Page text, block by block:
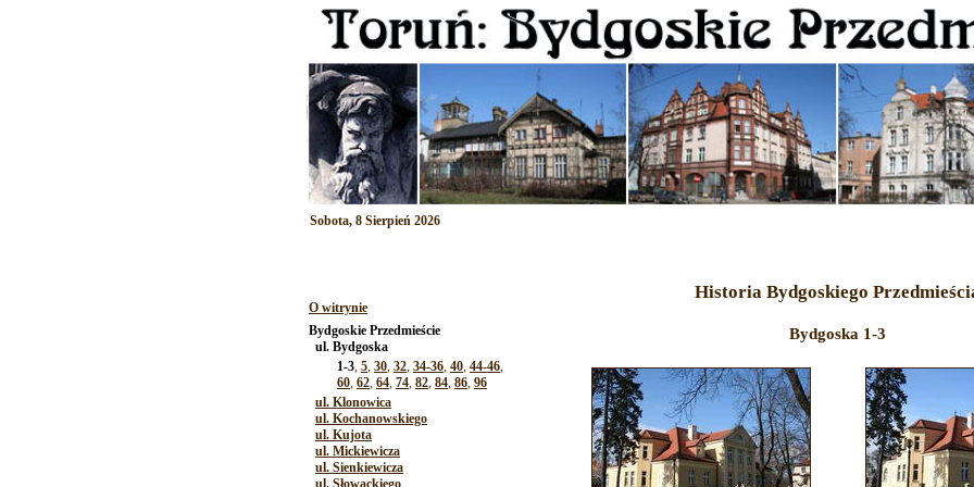
Sobota, 8 Sierpień 2026
O witrynie
Bydgoskie Przedmieście
ul. Bydgoska
1-3, 5, 30, 32, 34-36, 40, 44-46,
60, 62, 64, 74, 82, 84, 86, 96
ul. Klonowica
ul. Kochanowskiego
ul. Kujota
ul. Mickiewicza
ul. Sienkiewicza
ul. Słowackiego
Historia Bydgoskiego
Bydgoska 1-3